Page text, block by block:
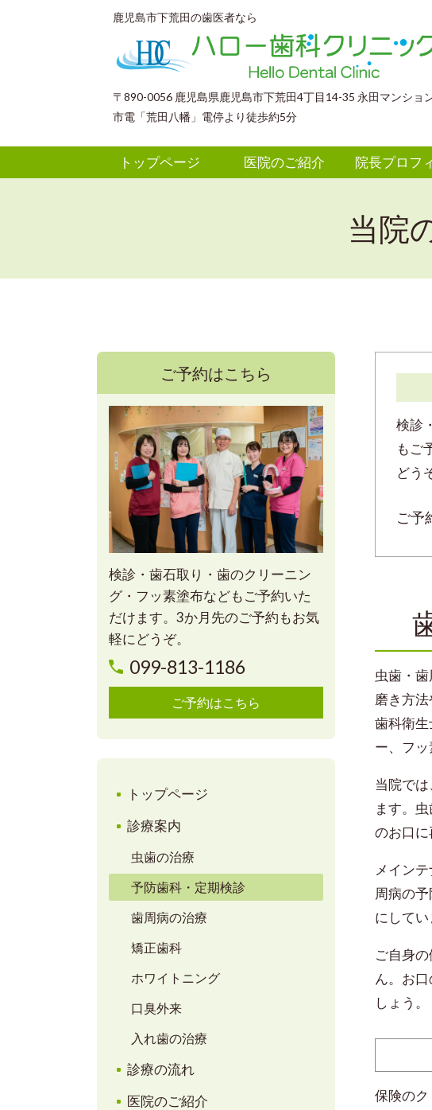
鹿児島市下荒田の歯医者なら
〒890-0056 鹿児島県鹿児島市下荒田4丁目14-35 永田マンショ
市電「荒田八幡」電停より徒歩約5分
トップページ 医院のご紹介 院長プロフ
当院
検診
もご
どう
ご予
虫歯・
磨き方
歯科衛
ー、フ
当院で
ます。
のお口に
メイン
周病の
にしてい
ご自身
ん。お
しょう。
保険の
ご予約はこちら
検診・歯石取り・歯のクリーニン
グ・フッ素塗布などもご予約いた
だけます。3か月先のご予約もお気
軽にどうぞ。
099-813-1186
ご予約はこちら
トップページ
診療案内
虫歯の治療
予防歯科・定期検診
歯周病の治療
矯正歯科
ホワイトニング
口臭外来
入れ歯の治療
診療の流れ
医院のご紹介